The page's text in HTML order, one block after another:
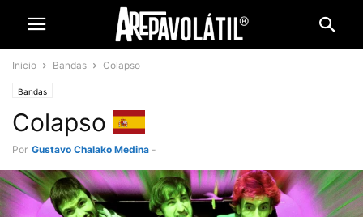
Inicio Bandas Colapso
Bandas
Colapso
Por Gustavo Chalako Medina -